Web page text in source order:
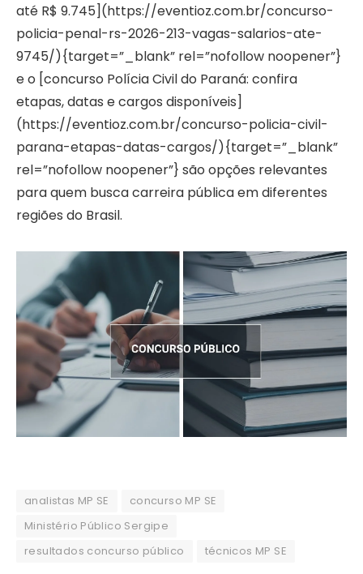
até R$ 9.745](https://eventioz.com.br/concurso-
policia-penal-rs-2026-213-vagas-salarios-ate-
9745/){target=”_blank” rel=”nofollow noopener”}
e o [concurso Polícia Civil do Paraná: confira
etapas, datas e cargos disponíveis]
(https://eventioz.com.br/concurso-policia-civil-
parana-etapas-datas-cargos/){target=”_blank”
rel=”nofollow noopener”} são opções relevantes
para quem busca carreira pública em diferentes
regiões do Brasil.
analistas MP SE
concurso MP SE
Ministério Público Sergipe
resultados concurso público
técnicos MP SE